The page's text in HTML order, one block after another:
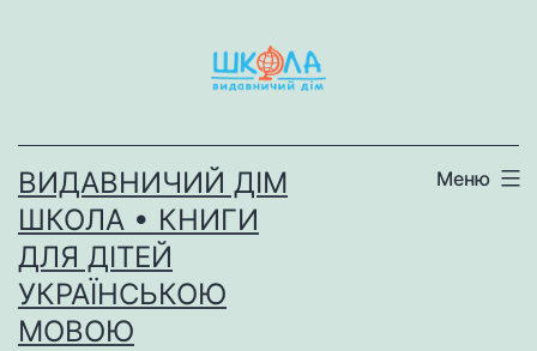
ВИДАВНИЧИЙ ДІМ
ШКОЛА • КНИГИ
ДЛЯ ДІТЕЙ
УКРАЇНСЬКОЮ
МОВОЮ
Меню